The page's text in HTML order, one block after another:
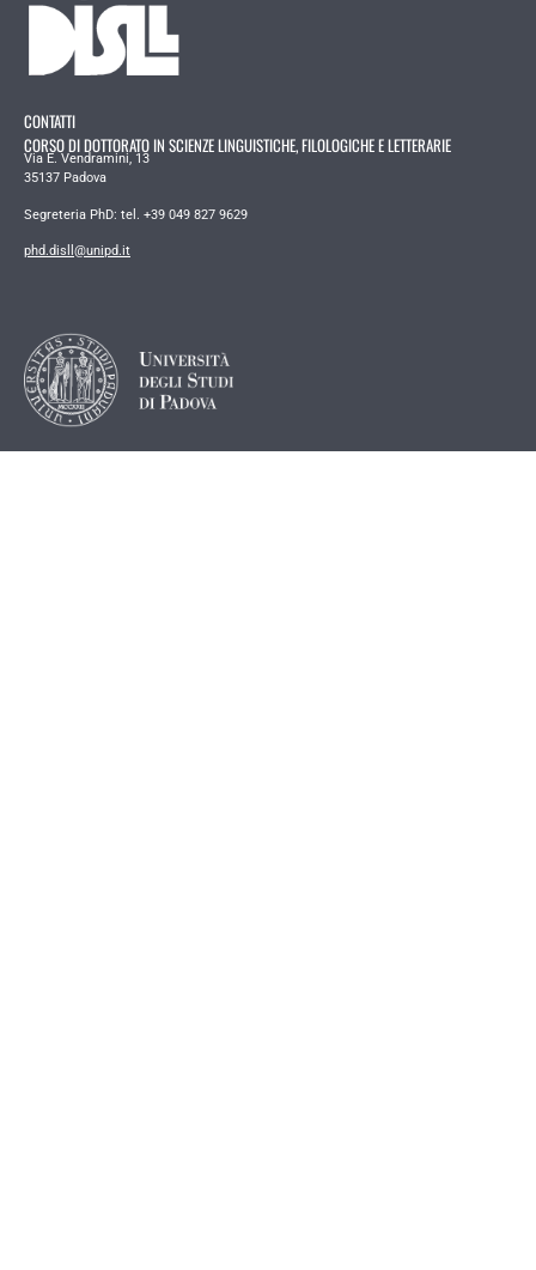
CONTATTI
CORSO DI DOTTORATO IN SCIENZE LINGUISTICHE, FILOLOGICHE E LETTERARIE
Via E. Vendramini, 13
35137 Padova
Segreteria PhD: tel. +39 049 827 9629
phd.disll@unipd.it